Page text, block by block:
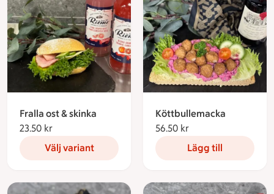
Fralla ost & skinka
23.50 kr
Välj variant
Köttbullemacka
56.50 kr
Lägg till